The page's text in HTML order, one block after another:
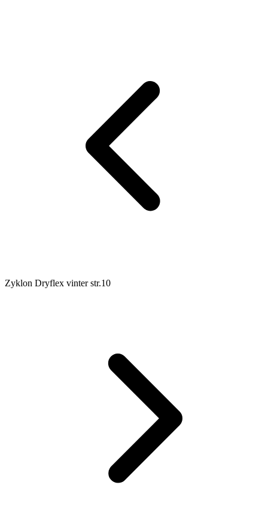
Zyklon Dryflex vinter str.10